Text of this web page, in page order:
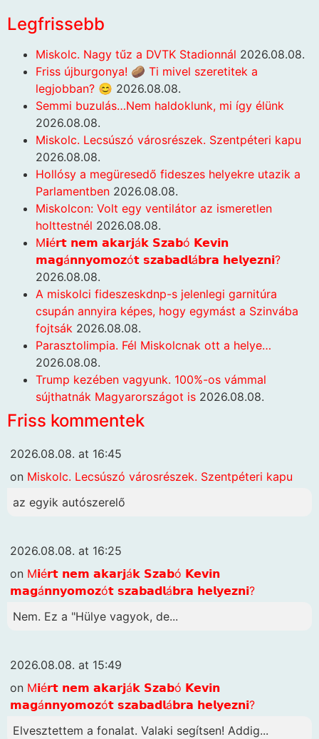
Legfrissebb
Miskolc. Nagy tűz a DVTK Stadionnál 2026.08.08.
Friss újburgonya! 🥔 Ti mivel szeretitek a
legjobban? 😊 2026.08.08.
Semmi buzulás…Nem haldoklunk, mi így élünk
2026.08.08.
Miskolc. Lecsúszó városrészek. Szentpéteri kapu
2026.08.08.
Hollósy a megüresedő fideszes helyekre utazik a
Parlamentben 2026.08.08.
Miskolcon: Volt egy ventilátor az ismeretlen
holttestnél 2026.08.08.
M𝗶é𝗿𝘁 𝗻𝗲𝗺 𝗮𝗸𝗮𝗿𝗷á𝗸 𝗦𝘇𝗮𝗯ó 𝗞𝗲𝘃𝗶𝗻
𝗺𝗮𝗴á𝗻𝗻𝘆𝗼𝗺𝗼𝘇ó𝘁 𝘀𝘇𝗮𝗯𝗮𝗱𝗹á𝗯𝗿𝗮 𝗵𝗲𝗹𝘆𝗲𝘇𝗻𝗶?
2026.08.08.
A miskolci fideszeskdnp-s jelenlegi garnitúra
csupán annyira képes, hogy egymást a Szinvába
fojtsák 2026.08.08.
Parasztolimpia. Fél Miskolcnak ott a helye…
2026.08.08.
Trump kezében vagyunk. 100%-os vámmal
sújthatnák Magyarországot is 2026.08.08.
Friss kommentek
2026.08.08. at 16:45
on Miskolc. Lecsúszó városrészek. Szentpéteri kapu
az egyik autószerelő
2026.08.08. at 16:25
on M𝗶é𝗿𝘁 𝗻𝗲𝗺 𝗮𝗸𝗮𝗿𝗷á𝗸 𝗦𝘇𝗮𝗯ó 𝗞𝗲𝘃𝗶𝗻
𝗺𝗮𝗴á𝗻𝗻𝘆𝗼𝗺𝗼𝘇ó𝘁 𝘀𝘇𝗮𝗯𝗮𝗱𝗹á𝗯𝗿𝗮 𝗵𝗲𝗹𝘆𝗲𝘇𝗻𝗶?
Nem. Ez a "Hülye vagyok, de...
2026.08.08. at 15:49
on M𝗶é𝗿𝘁 𝗻𝗲𝗺 𝗮𝗸𝗮𝗿𝗷á𝗸 𝗦𝘇𝗮𝗯ó 𝗞𝗲𝘃𝗶𝗻
𝗺𝗮𝗴á𝗻𝗻𝘆𝗼𝗺𝗼𝘇ó𝘁 𝘀𝘇𝗮𝗯𝗮𝗱𝗹á𝗯𝗿𝗮 𝗵𝗲𝗹𝘆𝗲𝘇𝗻𝗶?
Elvesztettem a fonalat. Valaki segítsen! Addig...